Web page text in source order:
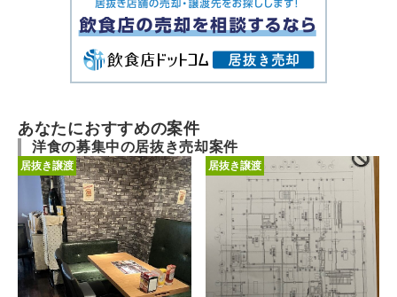
あなたにおすすめの案件
洋食の募集中の居抜き売却案件
居抜き譲渡 居抜き譲渡